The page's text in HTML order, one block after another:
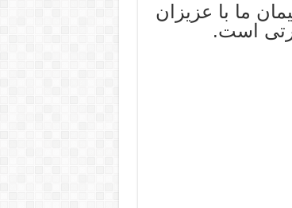
ما با عزیزان
است.